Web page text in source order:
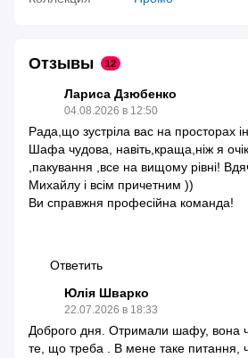
Отзывы 12
Лариса Дзюбенко
04.08.2026 в 12:50
Рада,що зустріла вас на просторах
Шафа чудова, навіть,краща,ніж я
,пакування ,все на вищому рівні!
Михайлу і всім причетним ))
Ви справжня професійна команда!
Ответить
Юлія Шварко
22.07.2026 в 18:33
Доброго дня. Отримали шафу, вона
те, що треба . В мене таке питання,